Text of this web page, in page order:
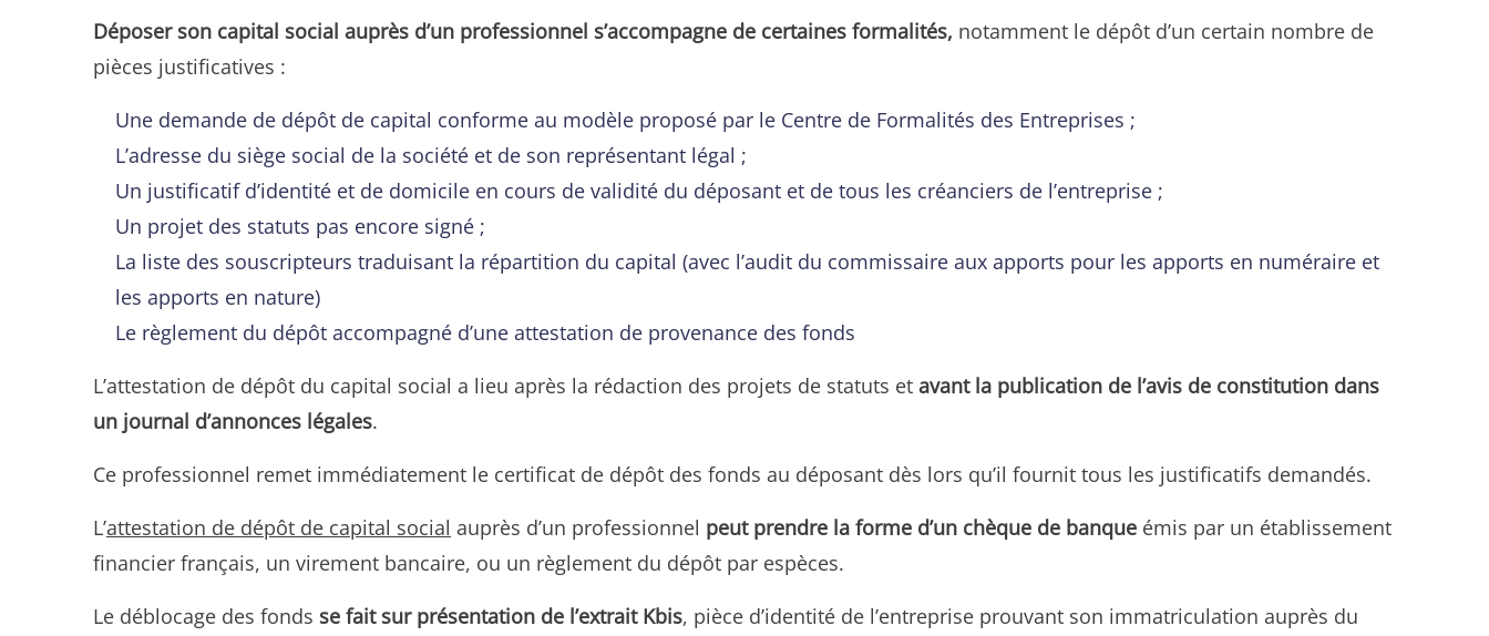
Déposer son capital social auprès d’un professionnel s’accompagne de certaines formalités, notamment le dépôt d’un certain nombre de
pièces justificatives :
Une demande de dépôt de capital conforme au modèle proposé par le Centre de Formalités des Entreprises ;
L’adresse du siège social de la société et de son représentant légal ;
Un justificatif d’identité et de domicile en cours de validité du déposant et de tous les créanciers de l’entreprise ;
Un projet des statuts pas encore signé ;
La liste des souscripteurs traduisant la répartition du capital (avec l’audit du commissaire aux apports pour les apports en numéraire et
les apports en nature)
Le règlement du dépôt accompagné d’une attestation de provenance des fonds
L’attestation de dépôt du capital social a lieu après la rédaction des projets de statuts et avant la publication de l’avis de constitution dans
un journal d’annonces légales.
Ce professionnel remet immédiatement le certificat de dépôt des fonds au déposant dès lors qu’il fournit tous les justificatifs demandés.
L’attestation de dépôt de capital social auprès d’un professionnel peut prendre la forme d’un chèque de banque émis par un établissement
financier français, un virement bancaire, ou un règlement du dépôt par espèces.
Le déblocage des fonds se fait sur présentation de l’extrait Kbis, pièce d’identité de l’entreprise prouvant son immatriculation auprès du